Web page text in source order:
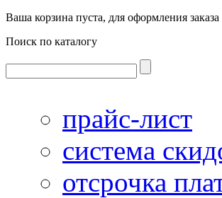
Ваша корзина пуста, для оформления
Поиск по каталогу
прайс-лист
система
отсрочка